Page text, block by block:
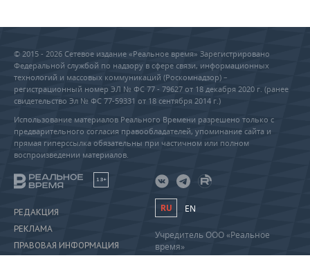
© 2015 - 2026 Сетевое издание «Реальное время» Зарегистрировано
Федеральной службой по надзору в сфере связи, информационных
технологий и массовых коммуникаций (Роскомнадзор) –
регистрационный номер ЭЛ № ФС 77 - 79627 от 18 декабря 2020 г. (ранее
свидетельство Эл № ФС 77-59331 от 18 сентября 2014 г.)
Использование материалов Реального Времени разрешено только с
предварительного согласия правообладателей, упоминание сайта и
прямая гиперссылка обязательны при частичном или полном
воспроизведении материалов.
18+
РЕДАКЦИЯ
РЕКЛАМА
ПРАВОВАЯ ИНФОРМАЦИЯ
RU EN
Учредитель ООО «Реальное
время»